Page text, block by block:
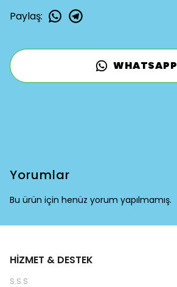
Paylaş:
WHATSAPP
Yorumlar
Bu ürün için henüz yorum yapılmamış.
HİZMET & DESTEK
S.S.S